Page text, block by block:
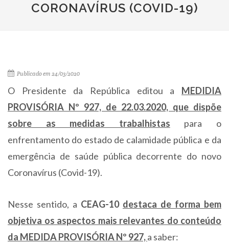
CORONAVÍRUS (COVID-19)
Publicado em 24/03/2020
O Presidente da República editou a MEDIDIA
PROVISÓRIA Nº 927, de 22.03.2020, que dispõe
sobre as medidas trabalhistas para o
enfrentamento do estado de calamidade pública e da
emergência de saúde pública decorrente do novo
Coronavírus (Covid-19).
Nesse sentido, a CEAG-10 destaca de forma bem
objetiva os aspectos mais relevantes do conteúdo
da MEDIDA PROVISÓRIA Nº 927,a saber: